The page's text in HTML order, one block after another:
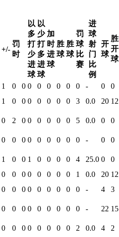
+/-
罚
时
以
多
打
少
进
球
以
少
打
多
进
球
加
时
进
球
胜
球
胜
球
罚
球
比
赛
进
球
射
门
比
例
开
球
胜
开
球
1 0 0 0 0 0 0 0 0 - 0
0
1 0 0 0 0 0 0 0 3 0.0 20 12
0 2 0 0 0 0 0 0 5 0.0 0 0
0 0 0 0 0 0 0 0 0 - 0 0
1 0 0 1 0 0 0 0 4 25.0 0
0
0 0 0 0 0 0 0 0 1 0.0 20 12
0 0 0 0 0 0 0 0 0 - 4 3
0 0 0 0 0 0 0 0 0 - 22 15
0 0 0 0 0 0 0 0 2 0.0 4 2